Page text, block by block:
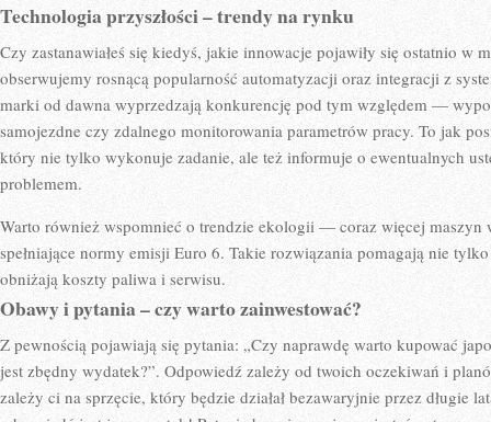
Technologia przyszłości – trendy na rynku
Czy zastanawiałeś się kiedyś, jakie innowacje pojawiły się ostatnio w
obserwujemy rosnącą popularność automatyzacji oraz integracji z
marki od dawna wyprzedzają konkurencję pod tym względem —
samojezdne czy zdalnego monitorowania parametrów pracy. To jak
który nie tylko wykonuje zadanie, ale też informuje o ewentualnych
problemem.
Warto również wspomnieć o trendzie ekologii — coraz więcej maszyn
spełniające normy emisji Euro 6. Takie rozwiązania pomagają nie
obniżają koszty paliwa i serwisu.
Obawy i pytania – czy warto zainwestować?
Z pewnością pojawiają się pytania: „Czy naprawdę warto kupować
jest zbędny wydatek?”. Odpowiedź zależy od twoich oczekiwań i
zależy ci na sprzęcie, który będzie działał bezawaryjnie przez długie